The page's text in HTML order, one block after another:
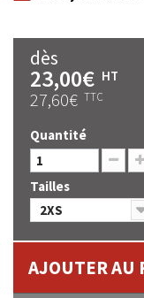
dès
23,00€ HT
27,60€ TTC
Quantité
Tailles
2XS
AJOUTER AU